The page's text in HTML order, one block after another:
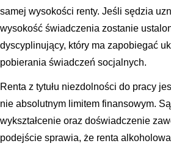
samej wysokości renty. Jeśli sędzia
wysokość świadczenia zostanie
dyscyplinujący, który ma zapobiegać
pobierania świadczeń socjalnych.
Renta z tytułu niezdolności do pracy
nie absolutnym limitem finansowym.
wykształcenie oraz doświadczenie
podejście sprawia, że renta